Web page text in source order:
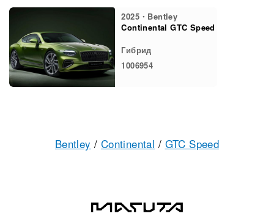
2025・Bentley
Continental GTC Speed
Гибрид
1006954
Bentley / Continental / GTC Speed